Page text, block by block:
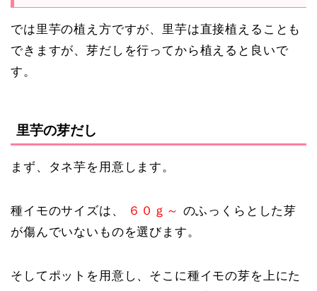
では里芋の植え方ですが、里芋は直接植えることも
できますが、芽だしを行ってから植えると良いで
す。
里芋の芽だし
まず、タネ芋を用意します。
種イモのサイズは、 ６０ｇ～ のふっくらとした芽
が傷んでいないものを選びます。
そしてポットを用意し、そこに種イモの芽を上にた